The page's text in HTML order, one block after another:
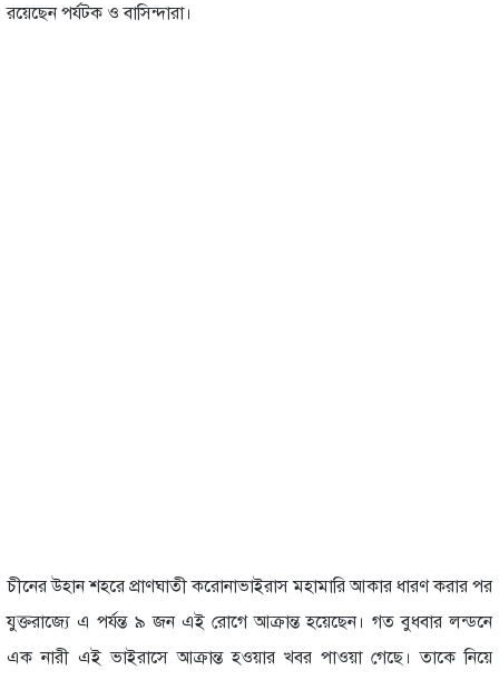
রয়েছেন পর্যটক ও বাসিন্দারা।
চীনের উহান শহরে প্রাণঘাতী করোনাভাইরাস মহামারি আকার ধারণ করার পর
যুক্তরাজ্যে এ পর্যন্ত ৯ জন এই রোগে আক্রান্ত হয়েছেন। গত বুধবার লন্ডনে
এক নারী এই ভাইরাসে আক্রান্ত হওয়ার খবর পাওয়া গেছে। তাকে নিয়ে